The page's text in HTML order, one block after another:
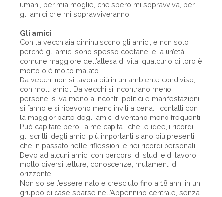
umani, per mia moglie, che spero mi sopravviva, per
gli amici che mi sopravviveranno.
Gli amici
Con la vecchiaia diminuiscono gli amici, e non solo
perché gli amici sono spesso coetanei e, a un’età
comune maggiore dell’attesa di vita, qualcuno di loro è
morto o è molto malato.
Da vecchi non si lavora più in un ambiente condiviso,
con molti amici. Da vecchi si incontrano meno
persone, si va meno a incontri politici e manifestazioni,
si fanno e si ricevono meno inviti a cena. I contatti con
la maggior parte degli amici diventano meno frequenti.
Può capitare però -a me capita- che le idee, i ricordi,
gli scritti, degli amici più importanti siano più presenti
che in passato nelle riflessioni e nei ricordi personali.
Devo ad alcuni amici con percorsi di studi e di lavoro
molto diversi letture, conoscenze, mutamenti di
orizzonte.
Non so se l’essere nato e cresciuto fino a 18 anni in un
gruppo di case sparse nell’Appennino centrale, senza